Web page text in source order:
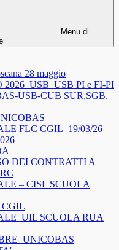
Menu di
28 maggio
PI e FI-PI
USB-CUB SUR,SGB,
FLC CGIL_19/03/26
DEI CONTRATTI A
– CISL SCUOLA
CGIL
SCUOLA RUA